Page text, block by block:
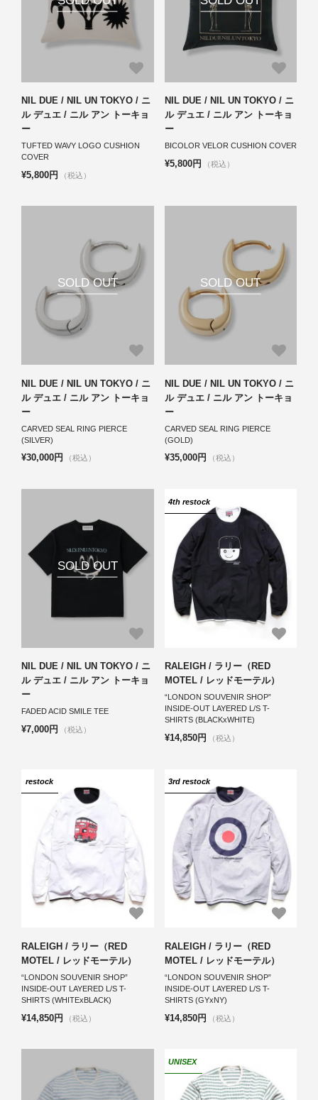
NIL DUE / NIL UN TOKYO / ニ
ル デュエ / ニル アン トーキョ
ー
TUFTED WAVY LOGO CUSHION
COVER
¥5,800円 （税込）
NIL DUE / NIL UN TOKYO / ニ
ル デュエ / ニル アン トーキョ
ー
BICOLOR VELOR CUSHION COVER
¥5,800円 （税込）
SOLD OUT
NIL DUE / NIL UN TOKYO / ニ
ル デュエ / ニル アン トーキョ
ー
CARVED SEAL RING PIERCE
(SILVER)
¥30,000円 （税込）
SOLD OUT
NIL DUE / NIL UN TOKYO / ニ
ル デュエ / ニル アン トーキョ
ー
CARVED SEAL RING PIERCE
(GOLD)
¥35,000円 （税込）
SOLD OUT
NIL DUE / NIL UN TOKYO / ニ
ル デュエ / ニル アン トーキョ
ー
FADED ACID SMILE TEE
¥7,000円 （税込）
4th restock
RALEIGH / ラリー（RED
MOTEL / レッドモーテル）
“LONDON SOUVENIR SHOP”
INSIDE-OUT LAYERED L/S T-
SHIRTS (BLACKxWHITE)
¥14,850円 （税込）
restock
RALEIGH / ラリー（RED
MOTEL / レッドモーテル）
“LONDON SOUVENIR SHOP”
INSIDE-OUT LAYERED L/S T-
SHIRTS (WHITExBLACK)
¥14,850円 （税込）
3rd restock
RALEIGH / ラリー（RED
MOTEL / レッドモーテル）
“LONDON SOUVENIR SHOP”
INSIDE-OUT LAYERED L/S T-
SHIRTS (GYxNY)
¥14,850円 （税込）
UNISEX